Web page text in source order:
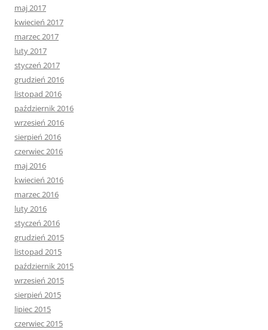
maj 2017
kwiecień 2017
marzec 2017
luty 2017
styczeń 2017
grudzień 2016
listopad 2016
październik 2016
wrzesień 2016
sierpień 2016
czerwiec 2016
maj 2016
kwiecień 2016
marzec 2016
luty 2016
styczeń 2016
grudzień 2015
listopad 2015
październik 2015
wrzesień 2015
sierpień 2015
lipiec 2015
czerwiec 2015